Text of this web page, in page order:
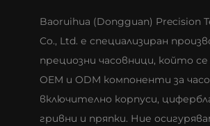
Baoruihua (Dongguan) Precision
Co., Ltd. е специализиран
прециозни часовници, който се
OEM и ODM компоненти за
включително корпуси,
гривни и пряпки. Ние